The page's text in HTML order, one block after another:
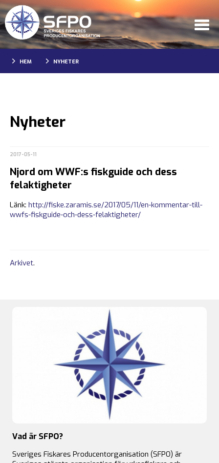
HEM NYHETER
Nyheter
2017-05-11
Njord om WWF:s fiskguide och dess
felaktigheter
Länk: http://fiske.zaramis.se/2017/05/11/en-kommentar-till-
wwfs-fiskguide-och-dess-felaktigheter/
Arkivet.
Vad är SFPO?
Sveriges Fiskares Producentorganisation (SFPO) är